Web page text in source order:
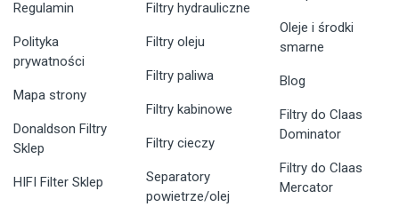
Regulamin
Polityka
prywatności
Mapa strony
Donaldson Filtry
Sklep
HIFI Filter Sklep
Filtry hydrauliczne
Filtry oleju
Filtry paliwa
Filtry kabinowe
Filtry cieczy
Separatory
powietrze/olej
Oleje i środki
smarne
Blog
Filtry do Claas
Dominator
Filtry do Claas
Mercator